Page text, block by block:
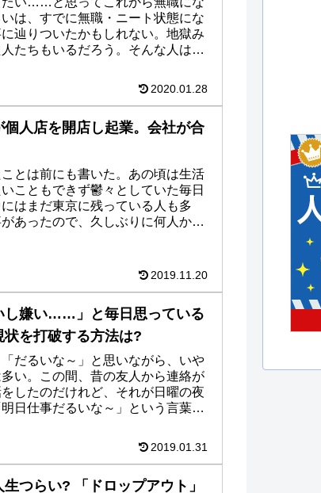
は、すでに無職・ニート状態にな
辿りついたかもしれない。地獄み
たちもいるだろう。そんな人はと
2020.01.28
人店を開店し起業。会社が合
とは前にも書いた。あの頃は生活
こともできず鬱々としていた毎日
はまだ東京に残っている人も多
あったので、久しぶりに何人かの
2019.11.20
し嫌い……」と毎日思っている
を打破する方法は?
だるいな～」と思いながら、いや
い。この間、昔の友人から連絡が
したのだけれど、それが日曜の夜
日仕事だるいな～」という言葉を
2019.01.31
つらい? 「ドロップアウト」